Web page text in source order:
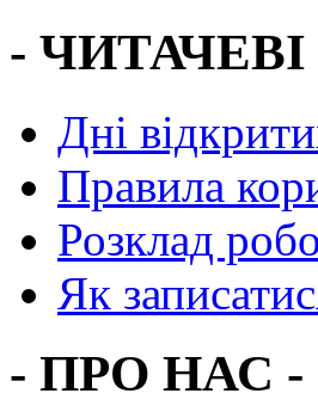
- ЧИТАЧЕВІ
Дні
Правила
Розклад
Як
- ПРО НАС -